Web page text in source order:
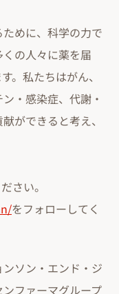
めに、科学の力で
の人々に薬を届
。私たちはがん、
・感染症、代謝・
ができると考え、
さい。
をフォローしてく
ソン・エンド・ジ
ファーマグループ